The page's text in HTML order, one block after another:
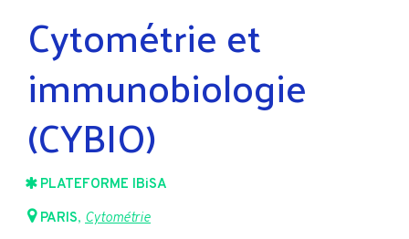
Cytométrie et
immunobiologie
(CYBIO)
PLATEFORME IBiSA
PARIS, Cytométrie